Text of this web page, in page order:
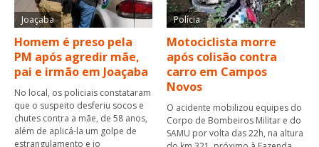
Joaçaba
Homem é preso pela
PM após agredir mãe,
pai e irmão em Joaçaba
No local, os policiais constataram
que o suspeito desferiu socos e
chutes contra a mãe, de 58 anos,
além de aplicá-la um golpe de
estrangulamento e jo
Polícia
Motociclista morre
após colisão contra
carro em Campos
Novos
O acidente mobilizou equipes do
Corpo de Bombeiros Militar e do
SAMU por volta das 22h, na altura